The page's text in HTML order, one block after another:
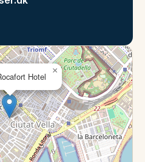
Hotel
×